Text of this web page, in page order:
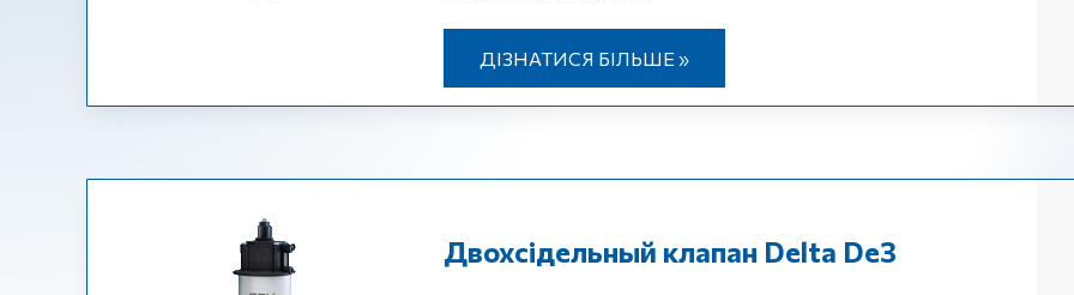
ДІЗНАТИСЯ БІЛЬШЕ »
Двохсідельный клапан Delta Dе3